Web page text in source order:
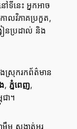
ៅទីនេះ អ្នកអាច
ាលវិភាគប្រកួត,
ៀនប្រដាល់ និង
ស្រុករកព័ត៌មាន
, ភ្នំពេញ,
ា។
ាមឹម សង្កាត់អូរ